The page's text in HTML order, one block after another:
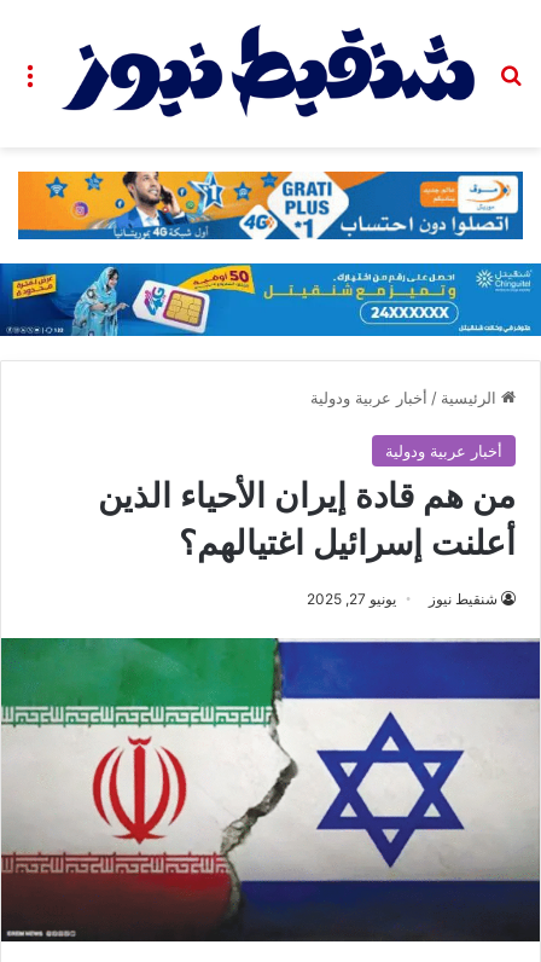
بحث عن
الرئيسية / أخبار عربية ودولية
أخبار عربية ودولية
من هم قادة إيران الأحياء الذين
أعلنت إسرائيل اغتيالهم؟
شنقيط نيوز يونيو 27, 2025